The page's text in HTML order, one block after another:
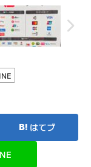
はてブ